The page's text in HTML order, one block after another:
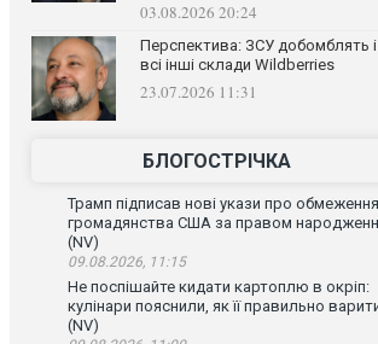
03.08.2026 20:24
Перспектива: ЗСУ добомблять і
всі інші склади Wildberries
23.07.2026 11:31
БЛОГОСТРІЧКА
Трамп підписав нові укази про обмеження
громадянства США за правом
(NV)
09.08.2026, 11:15
Не поспішайте кидати картоплю в окріп:
кулінари пояснили, як її правильно
(NV)